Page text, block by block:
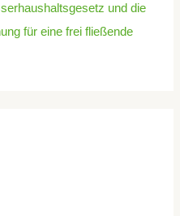
und die
für eine frei fließende